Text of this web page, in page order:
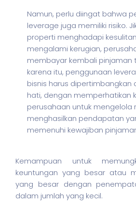
Namun, perlu diingat bahwa
leverage juga memiliki risiko.
properti menghadapi
mengalami kerugian,
membayar kembali pinjaman
karena itu, penggunaan
bisnis harus dipertimbangkan
hati, dengan memperhatikan
perusahaan untuk mengelola
menghasilkan pendapatan
memenuhi kewajiban
Kemampuan untuk
keuntungan yang besar atau
yang besar dengan
dalam jumlah yang kecil.